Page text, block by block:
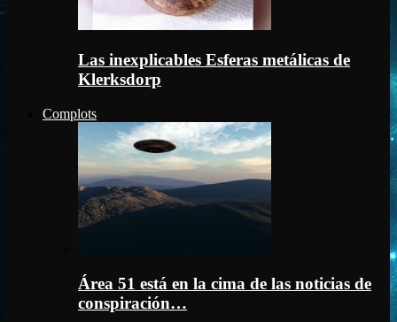
Las inexplicables Esferas metálicas de
Klerksdorp
Complots
Área 51 está en la cima de las noticias de
conspiración…